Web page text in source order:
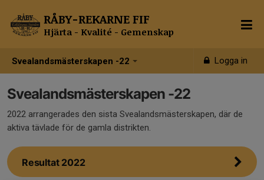
Svealandsmästerskapen -22 Logga in
RÅBY-REKARNE FIF
Hjärta - Kvalité - Gemenskap
Svealandsmästerskapen -22
2022 arrangerades den sista Svealandsmästerskapen, där de
aktiva tävlade för de gamla distrikten.
Resultat 2022